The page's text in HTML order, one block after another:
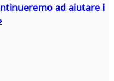
ad aiutare i